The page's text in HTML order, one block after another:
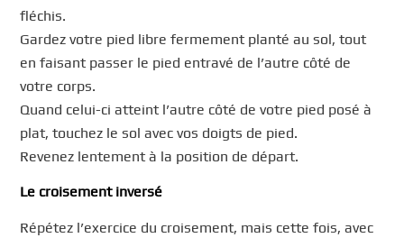
fléchis.
Gardez votre pied libre fermement planté au sol, tout
en faisant passer le pied entravé de l’autre côté de
votre corps.
Quand celui-ci atteint l’autre côté de votre pied posé à
plat, touchez le sol avec vos doigts de pied.
Revenez lentement à la position de départ.
Le croisement inversé
Répétez l’exercice du croisement, mais cette fois, avec